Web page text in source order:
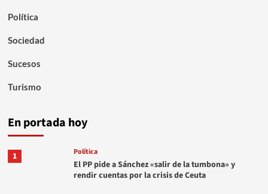
Política
Sociedad
Sucesos
Turismo
En portada hoy
1 Política
El PP pide a Sánchez «salir de la tumbona» y
rendir cuentas por la crisis de Ceuta